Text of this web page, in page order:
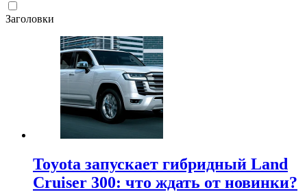
Заголовки
Toyota запускает гибридный Land
Cruiser 300: что ждать от новинки?